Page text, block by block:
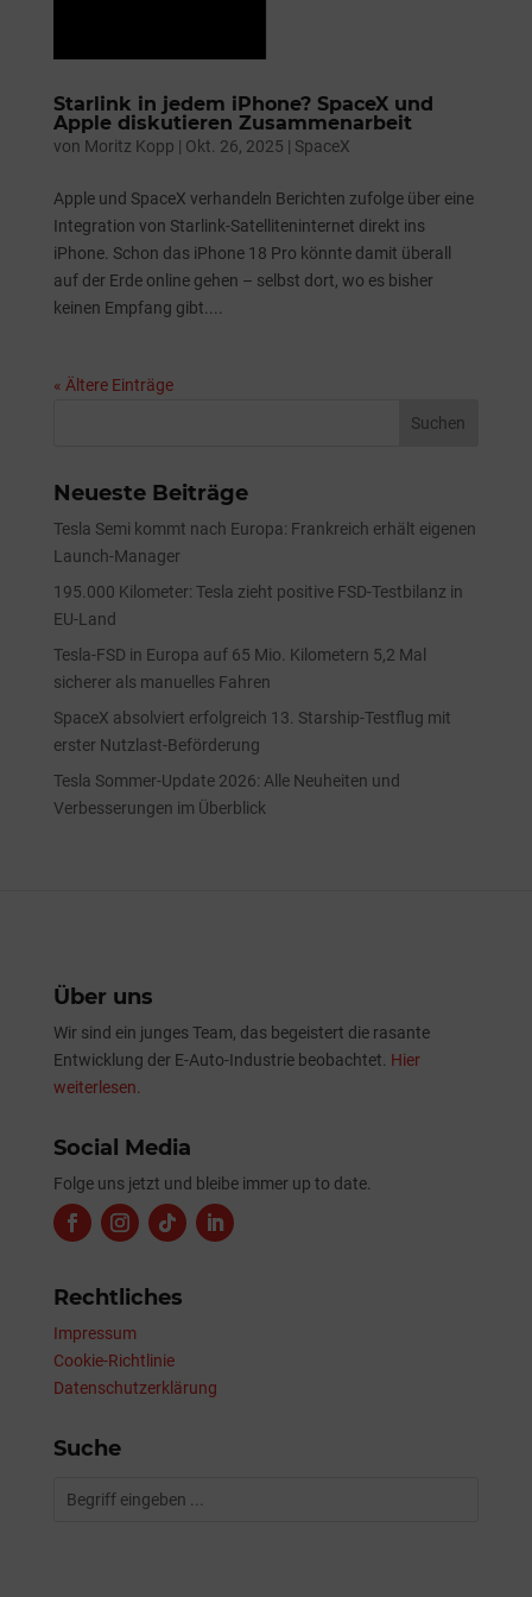
Starlink in jedem iPhone? SpaceX und
Apple diskutieren Zusammenarbeit
von Moritz Kopp | Okt. 26, 2025 | SpaceX
Apple und SpaceX verhandeln Berichten zufolge über eine
Integration von Starlink-Satelliteninternet direkt ins
iPhone. Schon das iPhone 18 Pro könnte damit überall
auf der Erde online gehen – selbst dort, wo es bisher
keinen Empfang gibt....
« Ältere Einträge
Neueste Beiträge
Tesla Semi kommt nach Europa: Frankreich erhält eigenen
Launch-Manager
195.000 Kilometer: Tesla zieht positive FSD-Testbilanz in
EU-Land
Tesla-FSD in Europa auf 65 Mio. Kilometern 5,2 Mal
sicherer als manuelles Fahren
SpaceX absolviert erfolgreich 13. Starship-Testflug mit
erster Nutzlast-Beförderung
Tesla Sommer-Update 2026: Alle Neuheiten und
Verbesserungen im Überblick
Über uns
Wir sind ein junges Team, das begeistert die rasante
Entwicklung der E-Auto-Industrie beobachtet. Hier
weiterlesen.
Social Media
Folge uns jetzt und bleibe immer up to date.
Rechtliches
Impressum
Cookie-Richtlinie
Datenschutzerklärung
Suche